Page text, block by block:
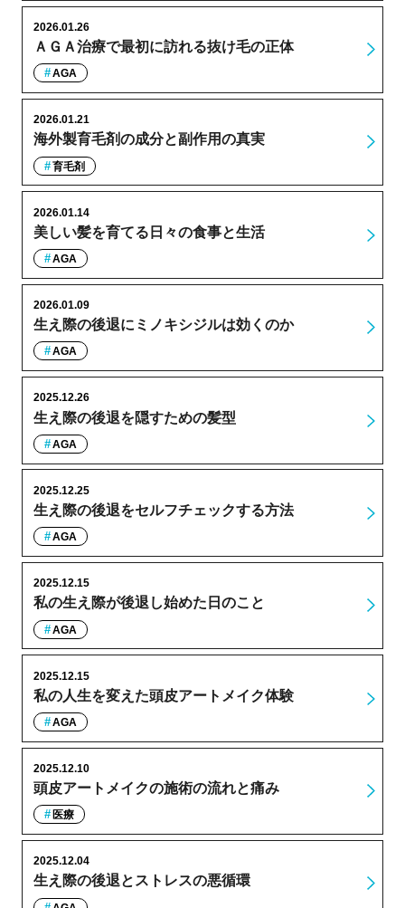
ＡＧＡ治療で最初に訪れる抜け毛の正体
2026.01.26
AGA
海外製育毛剤の成分と副作用の真実
2026.01.21
育毛剤
美しい髪を育てる日々の食事と生活
2026.01.14
AGA
生え際の後退にミノキシジルは効くのか
2026.01.09
AGA
生え際の後退を隠すための髪型
2025.12.26
AGA
生え際の後退をセルフチェックする方法
2025.12.25
AGA
私の生え際が後退し始めた日のこと
2025.12.15
AGA
私の人生を変えた頭皮アートメイク体験
2025.12.15
AGA
頭皮アートメイクの施術の流れと痛み
2025.12.10
医療
生え際の後退とストレスの悪循環
2025.12.04